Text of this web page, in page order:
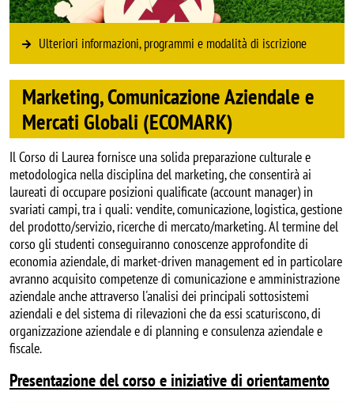
Ulteriori informazioni, programmi e modalità di iscrizione
Marketing, Comunicazione Aziendale e
Mercati Globali (ECOMARK)
Il Corso di Laurea fornisce una solida preparazione culturale e
metodologica nella disciplina del marketing, che consentirà ai
laureati di occupare posizioni qualificate (account manager) in
svariati campi, tra i quali: vendite, comunicazione, logistica, gestione
del prodotto/servizio, ricerche di mercato/marketing. Al termine del
corso gli studenti conseguiranno conoscenze approfondite di
economia aziendale, di market-driven management ed in particolare
avranno acquisito competenze di comunicazione e amministrazione
aziendale anche attraverso l'analisi dei principali sottosistemi
aziendali e del sistema di rilevazioni che da essi scaturiscono, di
organizzazione aziendale e di planning e consulenza aziendale e
fiscale.
Presentazione del corso e iniziative di orientamento